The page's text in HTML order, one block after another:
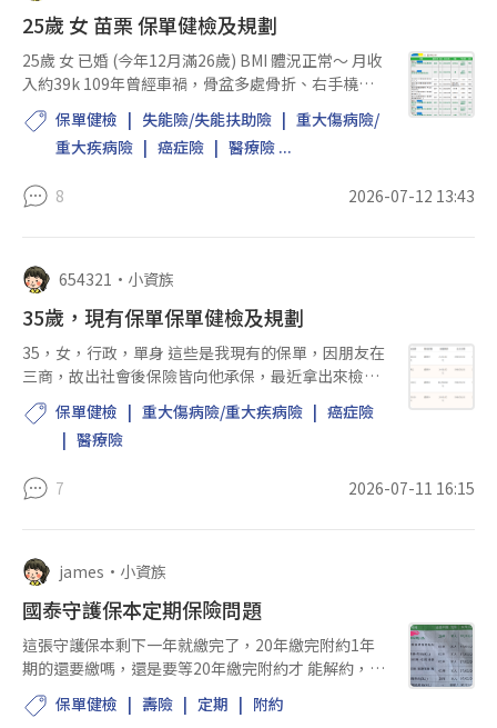
25歲 女 苗栗 保單健檢及規劃
25歲 女 已婚 (今年12月滿26歲) BMI 體況正常～ 月收
入約39k 109年曾經車禍，骨盆多處骨折、右手橈骨
粉碎性骨折，皆有開刀，當時醫師有幫我申請重大傷
害(期限已過)，但是我並沒有領到重大傷病卡，已康
復且2023年9月...
保單健檢 失能險/失能扶助險
重大傷病險/
重大疾病險
癌症險 醫療險 ...
8 2026-07-12 13:43
654321 • 小資族
35歲，現有保單保單健檢及規劃
35，女，行政，單身 這些是我現有的保單，因朋友在
三商，故出社會後保險皆向他承保，最近拿出來檢
視，感覺有些不足，但礙於有體況(巧克力囊腫、多囊
性卵巢、乳房水瘤)，皆有持續回診追蹤，而未來會是
頂客族，這樣的...
保單健檢 重大傷病險/重大疾病險
癌症險
醫療險
7 2026-07-11 16:15
james • 小資族
國泰守護保本定期保險問題
這張守護保本剩下一年就繳完了，20年繳完附約1年
期的還要繳嗎，還是要等20年繳完附約才 能解約，一
年也要繳9千元，看看哪邊附約可以做保留，或解掉
謝謝 保單健檢 壽險 定期 附約